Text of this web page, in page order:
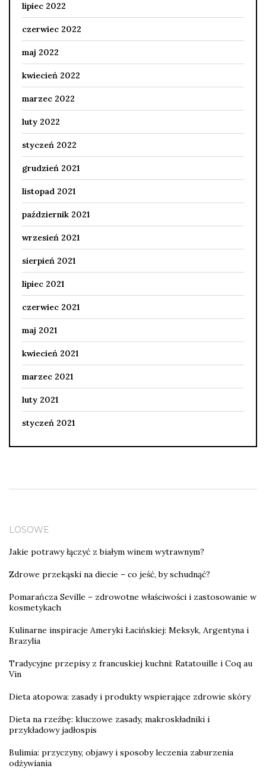
lipiec 2022
czerwiec 2022
maj 2022
kwiecień 2022
marzec 2022
luty 2022
styczeń 2022
grudzień 2021
listopad 2021
październik 2021
wrzesień 2021
sierpień 2021
lipiec 2021
czerwiec 2021
maj 2021
kwiecień 2021
marzec 2021
luty 2021
styczeń 2021
LOSOWE
Jakie potrawy łączyć z białym winem wytrawnym?
Zdrowe przekąski na diecie – co jeść, by schudnąć?
Pomarańcza Seville – zdrowotne właściwości i zastosowanie w
kosmetykach
Kulinarne inspiracje Ameryki Łacińskiej: Meksyk, Argentyna i
Brazylia
Tradycyjne przepisy z francuskiej kuchni: Ratatouille i Coq au
Vin
Dieta atopowa: zasady i produkty wspierające zdrowie skóry
Dieta na rzeźbę: kluczowe zasady, makroskładniki i
przykładowy jadłospis
Bulimia: przyczyny, objawy i sposoby leczenia zaburzenia
odżywiania